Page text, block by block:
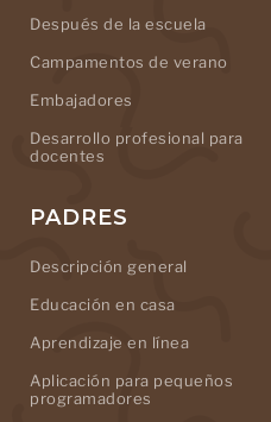
Después de la escuela
Campamentos de verano
Embajadores
Desarrollo profesional para
docentes
PADRES
Descripción general
Educación en casa
Aprendizaje en línea
Aplicación para pequeños
programadores